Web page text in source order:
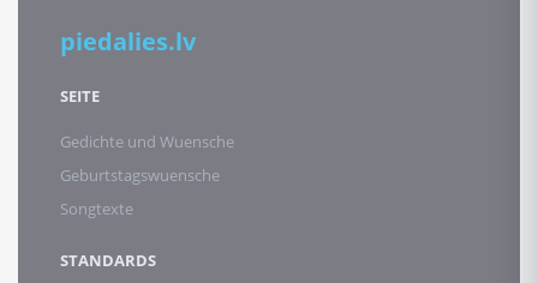
piedalies.lv
SEITE
Gedichte und Wuensche
Geburtstagswuensche
Songtexte
STANDARDS